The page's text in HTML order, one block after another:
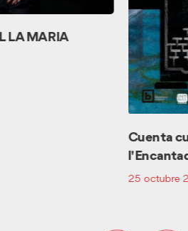
LA MARIA
Cuenta
25 octubre